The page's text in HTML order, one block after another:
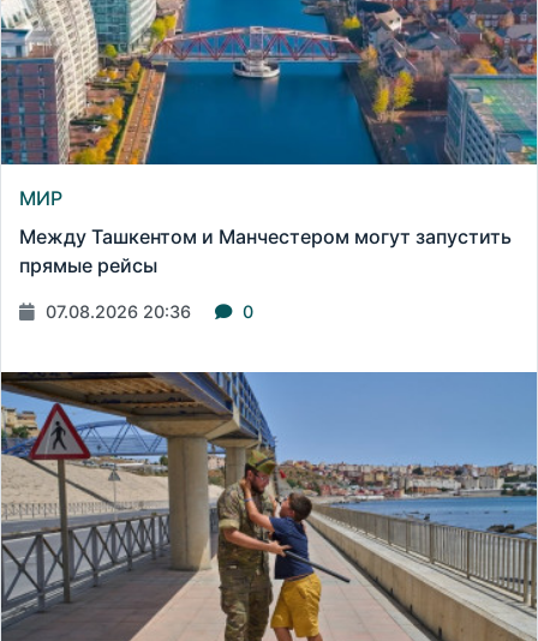
МИР
Между Ташкентом и Манчестером могут запустить
прямые рейсы
07.08.2026 20:36 0